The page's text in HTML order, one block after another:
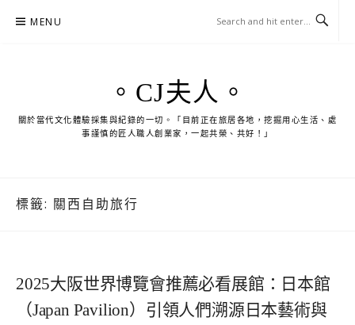
MENU
。CJ夫人。
關於當代文化體驗採集與紀錄的一切。「目前正在旅居各地，挖掘用心生活、處
事謹慎的匠人職人創業家，一起共榮、共好！」
標籤: 關西自助旅行
2025大阪世界博覽會推薦必看展館：日本館
（Japan Pavilion）引領人們溯源日本藝術與